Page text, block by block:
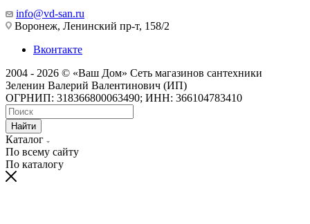
info@vd-san.ru
Воронеж, Ленинский пр-т, 158/2
Вконтакте
2004 - 2026 © «Ваш Дом» Сеть магазинов сантехники
Зеленин Валерий Валентинович (ИП)
ОГРНИП: 318366800063490; ИНН: 366104783410
Найти
Каталог
По всему сайту
По каталогу